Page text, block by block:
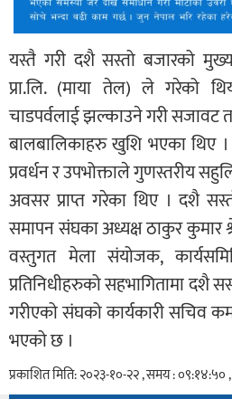
यस्तै गरी दशै सस्तो बजारको
प्रा.लि. (माया तेल) ले गरेको
चाडपर्वलाई झल्काउने गरी सजावट
बालबालिकाहरु खुशि भएका थिए
प्रवर्धन र उपभोक्ताले गुणस्तरीय
अवसर प्राप्त गरेका थिए । दशै
समापन संघका अध्यक्ष ठाकुर कुमार
वस्तुगत मेला संयोजक,
प्रतिनिधीहरुको सहभागितामा दशै
गरीएको संघको कार्यकारी सचिव
भएको छ ।
प्रकाशित मिति: २०२३-१०-२२ , समय : ०९:१४:५० ,